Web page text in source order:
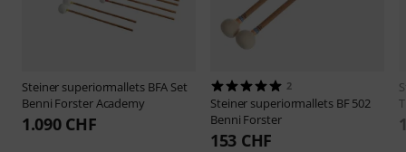
Steiner superiormallets BFA Set
Benni Forster Academy
1.090 CHF
2
Steiner superiormallets BF 502
Benni Forster
153 CHF